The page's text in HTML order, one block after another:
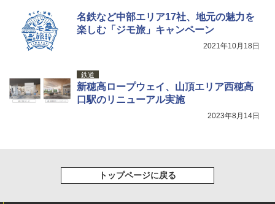
名鉄など中部エリア17社、地元の魅力を
楽しむ「ジモ旅」キャンペーン
2021年10月18日
鉄道
新穂高ロープウェイ、山頂エリア西穂高
口駅のリニューアル実施
2023年8月14日
トップページに戻る